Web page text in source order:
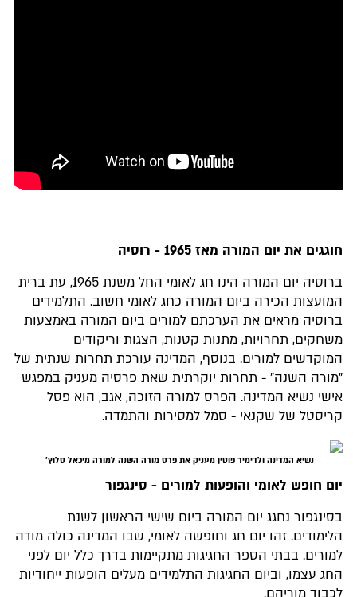
חוגגים את יום המורה מאז 1965 - רוסיה
ברוסיה יום המורה הינו חג לאומי החל משנת 1965, עת ברית
המועצות הכירה ביום המורה כחג לאומי חשוב. התלמידים
ברוסיה מראים את הערכתם למורים ביום המורה באמצעות
משחקים, תחרויות, מתנות קטנות, הצגות וריקודים
המוקדשים למורים. בנוסף, המדינה עורכת תחרות שנתית של
"מורה השנה" - תחרות יוקרתית שאת פרסיה מעניק במפגש
אישי נשיא המדינה. הפרס למורה הזוכה, אגב, הוא פסל
קריסטל של שקנאי - סמל למסירות והתמדה.
נשיא המדינה ולדימיר פוטין מעניק את פרס מורה השנה למורה מיכאל סלוץ'
יום חופש לאומי והופעות למורים - סינגפור
בסינגפור נחגג יום המורה ביום שישי הראשון לשנת
הלימודים. זהו יום חג וחופשה לאומי, שבו המדינה כולה מודה
למורים. בבתי הספר החגיגות מתקיימות בדרך כלל יום לפני
החג עצמו, וביום החגיגות התלמידים מעלים הופעות ייחודיות